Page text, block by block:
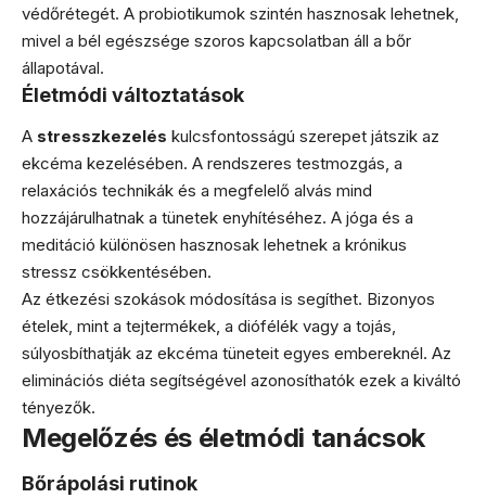
védőrétegét. A probiotikumok szintén hasznosak lehetnek,
mivel a bél egészsége szoros kapcsolatban áll a bőr
állapotával.
Életmódi változtatások
A stresszkezelés kulcsfontosságú szerepet játszik az
ekcéma kezelésében. A rendszeres testmozgás, a
relaxációs technikák és a megfelelő alvás mind
hozzájárulhatnak a tünetek enyhítéséhez. A jóga és a
meditáció különösen hasznosak lehetnek a krónikus
stressz csökkentésében.
Az étkezési szokások módosítása is segíthet. Bizonyos
ételek, mint a tejtermékek, a diófélék vagy a tojás,
súlyosbíthatják az ekcéma tüneteit egyes embereknél. Az
eliminációs diéta segítségével azonosíthatók ezek a kiváltó
tényezők.
Megelőzés és életmódi tanácsok
Bőrápolási rutinok